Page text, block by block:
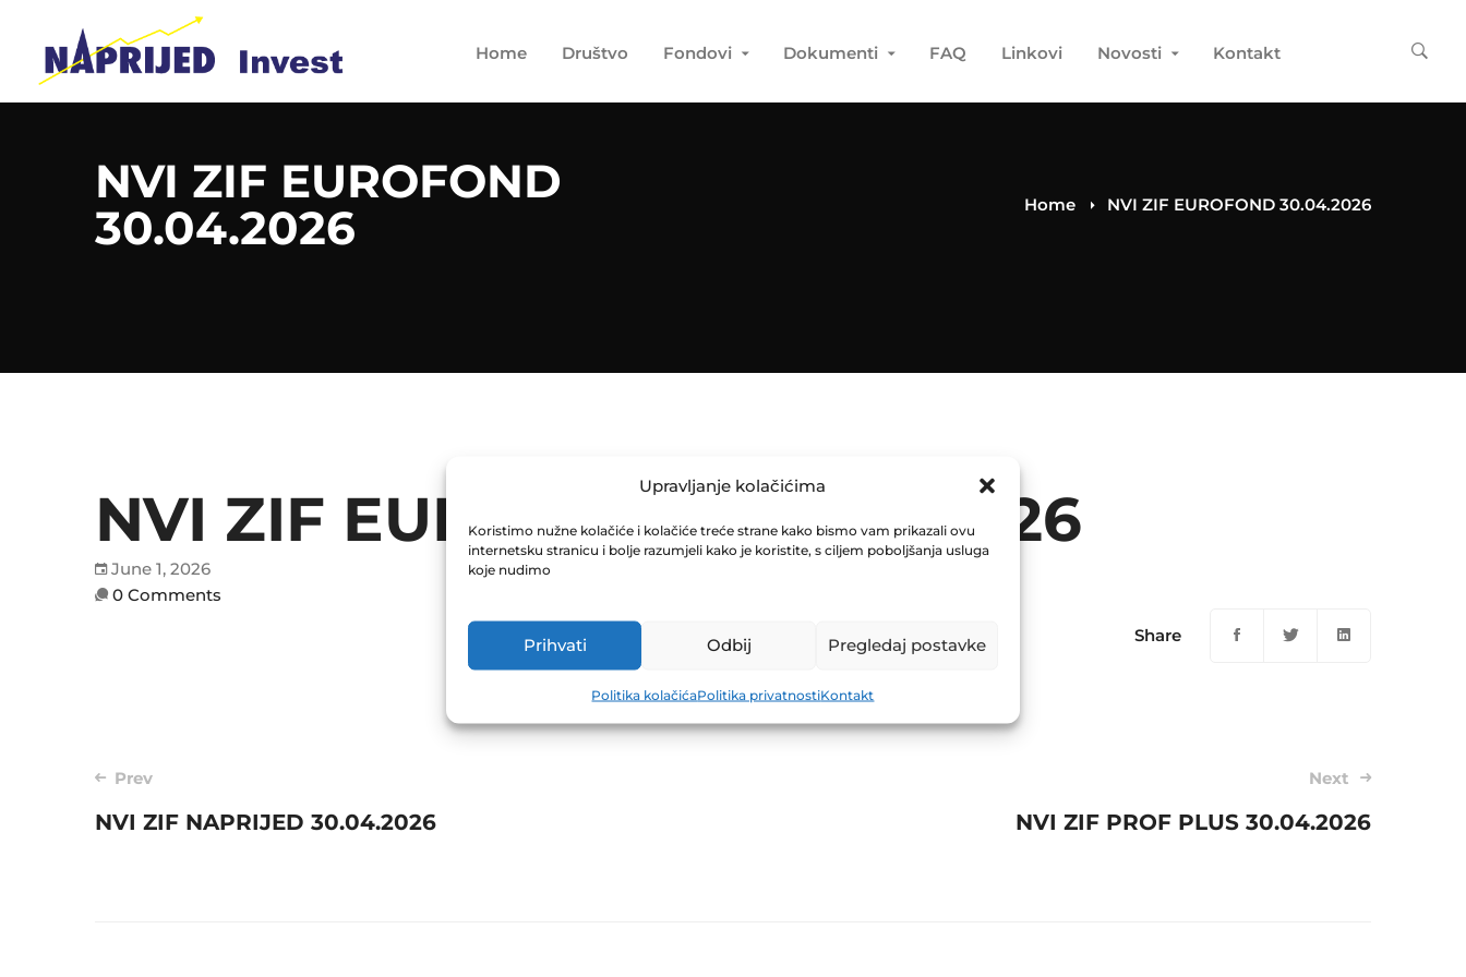
Upravljanje kolačićima
Koristimo nužne kolačiće i kolačiće treće strane kako bismo vam prikazali ovu
internetsku stranicu i bolje razumjeli kako je koristite, s ciljem poboljšanja usluga
koje nudimo
Prihvati Odbij Pregledaj postavke
Politika kolačićaPolitika privatnostiKontakt
Home Društvo Fondovi Dokumenti FAQ Linkovi Novosti Kontakt
NVI ZIF EUROFOND
30.04.2026
Home NVI ZIF EUROFOND 30.04.2026
NVI ZIF EUROFOND 30.04.2026
June 1, 2026
0 Comments
Share
Post
navigation
Prev
NVI ZIF NAPRIJED 30.04.2026
Next
NVI ZIF PROF PLUS 30.04.2026